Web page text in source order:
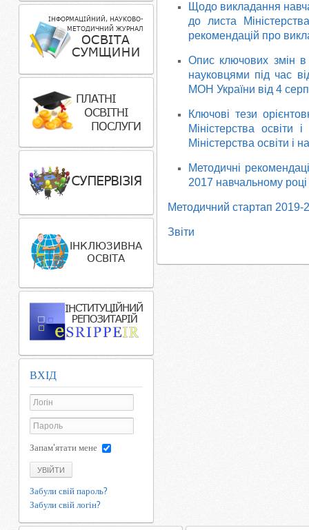
Щодо викладання
до листа
рекомендацій про
Опис ключових змін в
науковцями під час
МОН України від 4
Ключові тези
Міністерства
Міністерства освіти і
Методичні
2017 навчальному році
Методичний стартап 2019-
Звіти
ВХІД
Запам'ятати мене
УВІЙТИ
Забули свій пароль?
Забули свій логін?